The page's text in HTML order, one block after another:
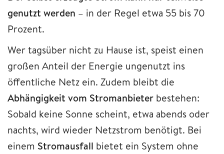
genutzt werden – in der Regel etwa 55 bis 70
Prozent.
Wer tagsüber nicht zu Hause ist, speist einen
großen Anteil der Energie ungenutzt ins
öffentliche Netz ein. Zudem bleibt die
Abhängigkeit vom Stromanbieter bestehen:
Sobald keine Sonne scheint, etwa abends oder
nachts, wird wieder Netzstrom benötigt. Bei
einem Stromausfall bietet ein System ohne